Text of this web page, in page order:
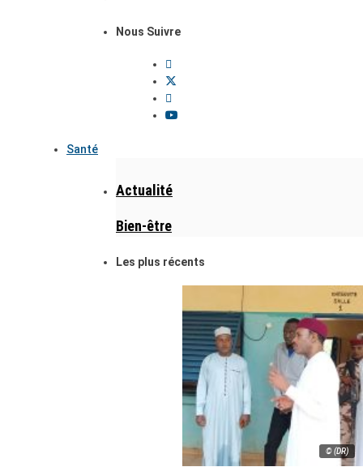
Nous Suivre
Santé
Actualité
Bien-être
Les plus récents
© (DR)